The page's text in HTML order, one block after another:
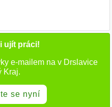
ujít práci!
e-mailem na v Drslavice
Kraj.
se nyní